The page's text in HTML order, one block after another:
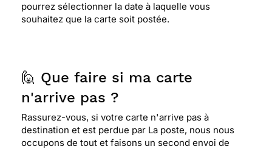
pourrez sélectionner la date à laquelle vous
souhaitez que la carte soit postée.
🙋 Que faire si ma carte
n'arrive pas ?
Rassurez-vous, si votre carte n'arrive pas à
destination et est perdue par La poste, nous nous
occupons de tout et faisons un second envoi de